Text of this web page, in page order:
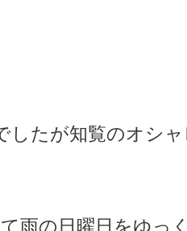
したが知覧のオシ
て雨の日曜日をゆ